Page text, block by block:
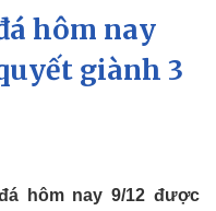
hội
báo thời tiết
hôm nay
giành 3
hôm nay 9/12 được